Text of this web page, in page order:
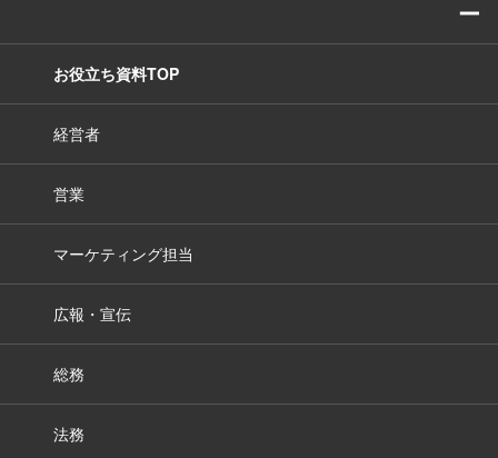
ー
お役立ち資料TOP
経営者
営業
マーケティング担当
広報・宣伝
総務
法務